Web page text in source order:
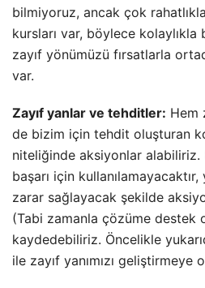
bilmiyoruz, ancak çok
kursları var, böylece kolaylıkla
zayıf yönümüzü fırsatlarla
var.
Zayıf yanlar ve tehditler: Hem
de bizim için tehdit oluşturan
niteliğinde aksiyonlar
başarı için
zarar sağlayacak şekilde
(Tabi zamanla çözüme destek
kaydedebiliriz. Öncelikle
ile zayıf yanımızı geliştirmeye